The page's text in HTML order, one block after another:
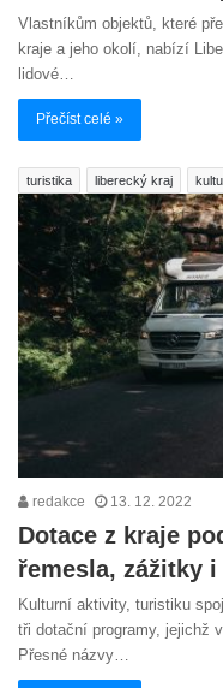
Vlastníkům objektů, které
kraje a jeho okolí, nabízí
lidové…
Přečíst celé »
turistika liberecký kraj
redakce 13. 12. 2022
Dotace z kraje
řemesla, zážitky
Kulturní aktivity, turistiku
tři dotační programy, jejichž
Přesné názvy…